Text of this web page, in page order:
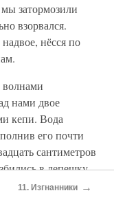
затормозили
взорвался.
нёсся по
нами двое
кепи. Вода
его почти
сантиметров
в лепешку
Но не было ни
11. Изгнанники →